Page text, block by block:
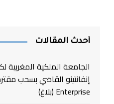
أحدث المقالات
الجامعة الملكية المغربية
Enterprise (بلاغ)